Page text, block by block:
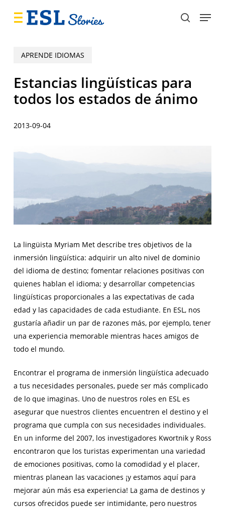
search
Menu
APRENDE IDIOMAS
Estancias lingüísticas para
todos los estados de ánimo
2013-09-04
La lingüista Myriam Met describe tres objetivos de la
inmersión lingüística: adquirir un alto nivel de dominio
del idioma de destino; fomentar relaciones positivas con
quienes hablan el idioma; y desarrollar competencias
lingüísticas proporcionales a las expectativas de cada
edad y las capacidades de cada estudiante. En ESL, nos
gustaría añadir un par de razones más, por ejemplo, tener
una experiencia memorable mientras haces amigos de
todo el mundo.
Encontrar el programa de inmersión lingüística adecuado
a tus necesidades personales, puede ser más complicado
de lo que imaginas. Uno de nuestros roles en ESL es
asegurar que nuestros clientes encuentren el destino y el
programa que cumpla con sus necesidades individuales.
En un informe del 2007, los investigadores Kwortnik y Ross
encontraron que los turistas experimentan una variedad
de emociones positivas, como la comodidad y el placer,
mientras planean las vacaciones ¡y estamos aquí para
mejorar aún más esa experiencia! La gama de destinos y
cursos ofrecidos puede ser intimidante, pero nuestros